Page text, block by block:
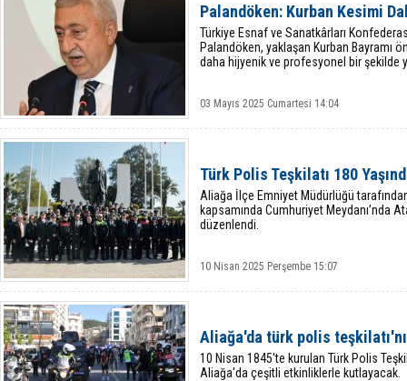
Palandöken: Kurban Kesimi
Türkiye Esnaf ve Sanatkârları
Palandöken, yaklaşan Kurban Bayramı
daha hijyenik ve profesyonel bir şekilde
03 Mayıs 2025 Cumartesi 14:04
Türk Polis Teşkilatı 180
Aliağa İlçe Emniyet Müdürlüğü
kapsamında Cumhuriyet Meydanı’nda
düzenlendi.
10 Nisan 2025 Perşembe 15:07
Aliağa'da türk polis
10 Nisan 1845'te kurulan Türk Polis
Aliağa'da çeşitli etkinliklerle kutlayacak.